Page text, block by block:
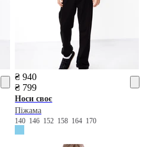
₴ 940
₴ 799
Носи своє
Піжама
140 146 152 158 164 170